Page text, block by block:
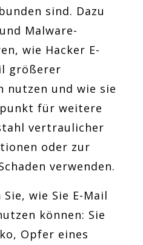
sind. Dazu
Malware-
wie Hacker E-
größerer
nutzen und wie sie
für weitere
vertraulicher
oder zur
verwenden.
wie Sie E-Mail
können: Sie
Opfer eines